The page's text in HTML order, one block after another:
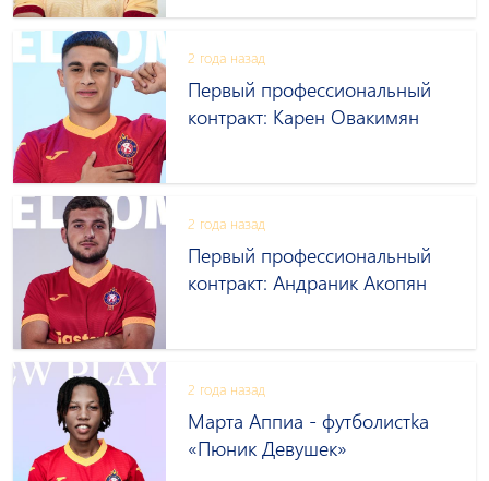
2 года назад
Первый профессиональный
контракт։ Карен Овакимян
2 года назад
Первый профессиональный
контракт: Андраник Акопян
2 года назад
Марта Аппиа - футболистka
«Пюник Девушек»